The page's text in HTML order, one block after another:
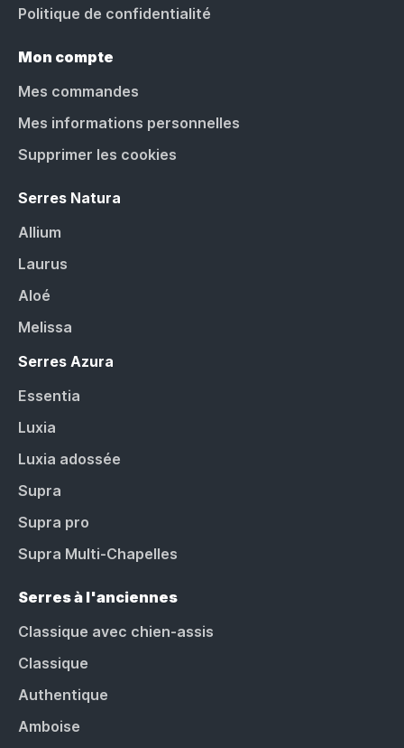
Politique de confidentialité
Mon compte
Mes commandes
Mes informations personnelles
Supprimer les cookies
Serres Natura
Allium
Laurus
Aloé
Melissa
Serres Azura
Essentia
Luxia
Luxia adossée
Supra
Supra pro
Supra Multi-Chapelles
Serres à l'anciennes
Classique avec chien-assis
Classique
Authentique
Amboise